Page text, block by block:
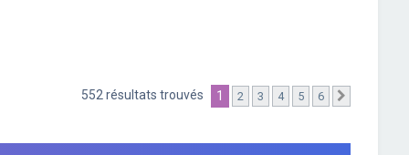
552 résultats trouvés 1 2 3 4 5 6